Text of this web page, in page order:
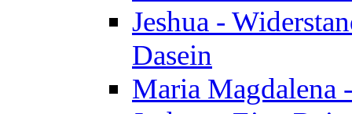
Jeshua -
Dasein
Maria Magdalena